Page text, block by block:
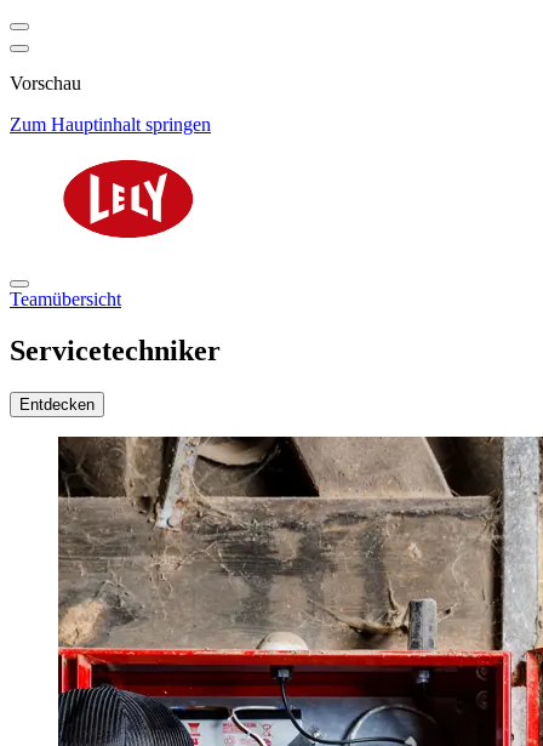
Vorschau
Zum Hauptinhalt springen
Teamübersicht
Servicetechniker
Entdecken